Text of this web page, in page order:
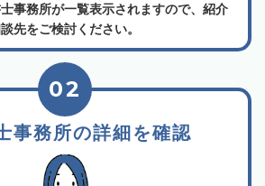
事務所が一覧表示されますので、紹介
先をご検討ください。
事務所の詳細を確認
02